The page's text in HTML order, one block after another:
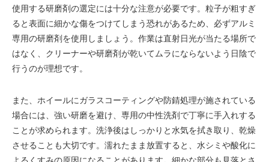
使用する研磨剤の選定には十分な注意が必要です。粒子が粗すぎ
ると表面に細かな傷をつけてしまう恐れがあるため、必ずアルミ
専用の研磨剤を使用しましょう。作業は直射日光が当たる場所で
はなく、クリーナーや研磨剤が乾いてムラにならないよう日陰で
行うのが理想です。
また、ホイールにガラスコーティングや防錆処理が施されている
場合には、強い研磨を避け、専用の中性洗剤で丁寧に手入れする
ことが求められます。洗浄後はしっかりと水気を拭き取り、乾燥
させることも大切です。濡れたまま放置すると、水シミや酸化に